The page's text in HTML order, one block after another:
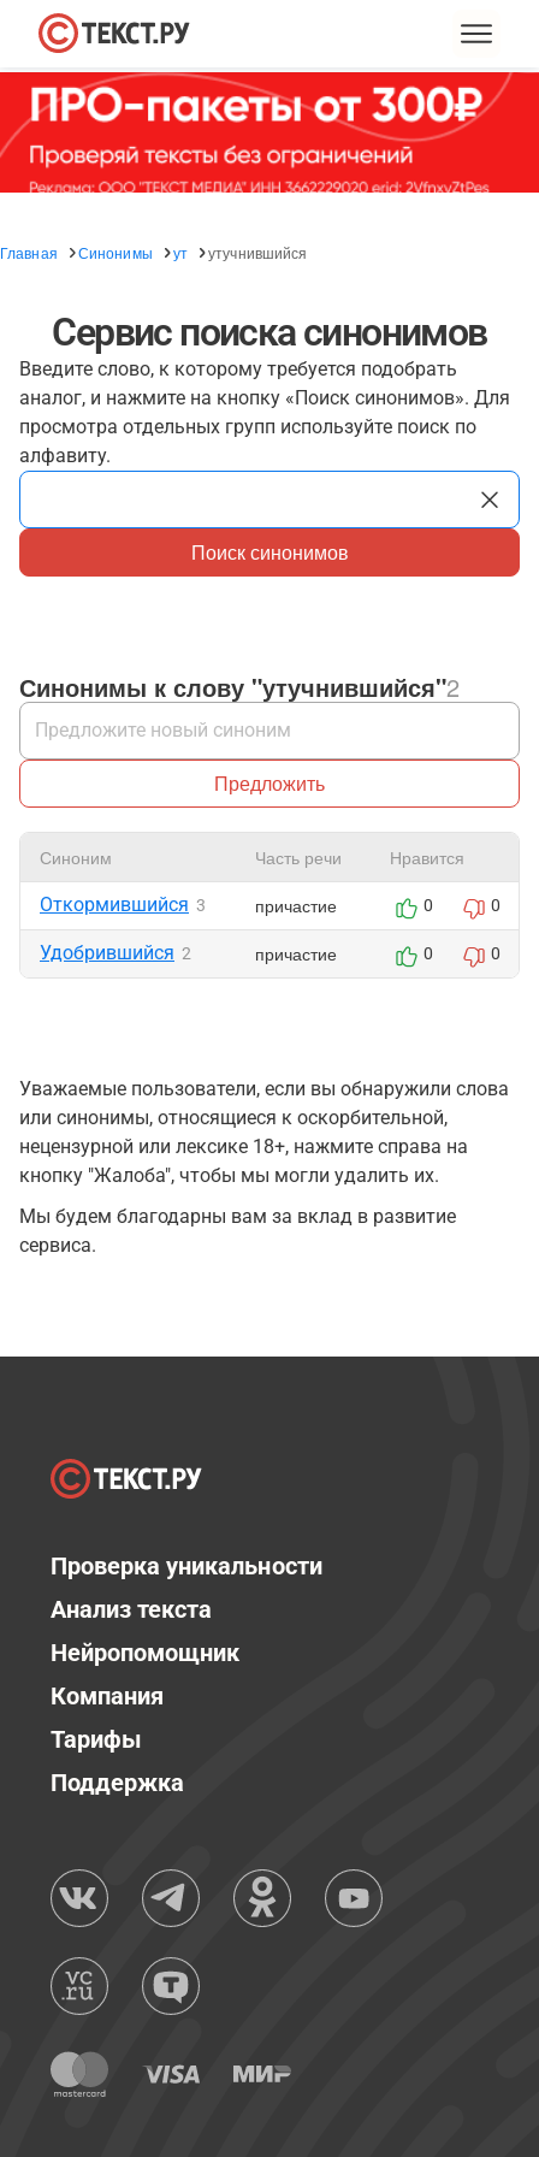
Главная Синонимы ут утучнившийся
Сервис поиска синонимов
Введите слово, к которому требуется подобрать
аналог, и нажмите на кнопку «Поиск синонимов». Для
просмотра отдельных групп используйте поиск по
алфавиту.
Поиск синонимов
Синонимы к слову "утучнившийся"2
Предложить
Синоним Часть речи Нравится
Откормившийся 3 причастие 0 0
Удобрившийся 2 причастие 0 0
Уважаемые пользователи, если вы обнаружили слова
или синонимы, относящиеся к оскорбительной,
нецензурной или лексике 18+, нажмите справа на
кнопку "Жалоба", чтобы мы могли удалить их.
Мы будем благодарны вам за вклад в развитие
сервиса.
Проверка уникальности
Анализ текста
Нейропомощник
Компания
Тарифы
Поддержка